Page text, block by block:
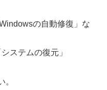
の自動修復」な
ステムの復元」
。